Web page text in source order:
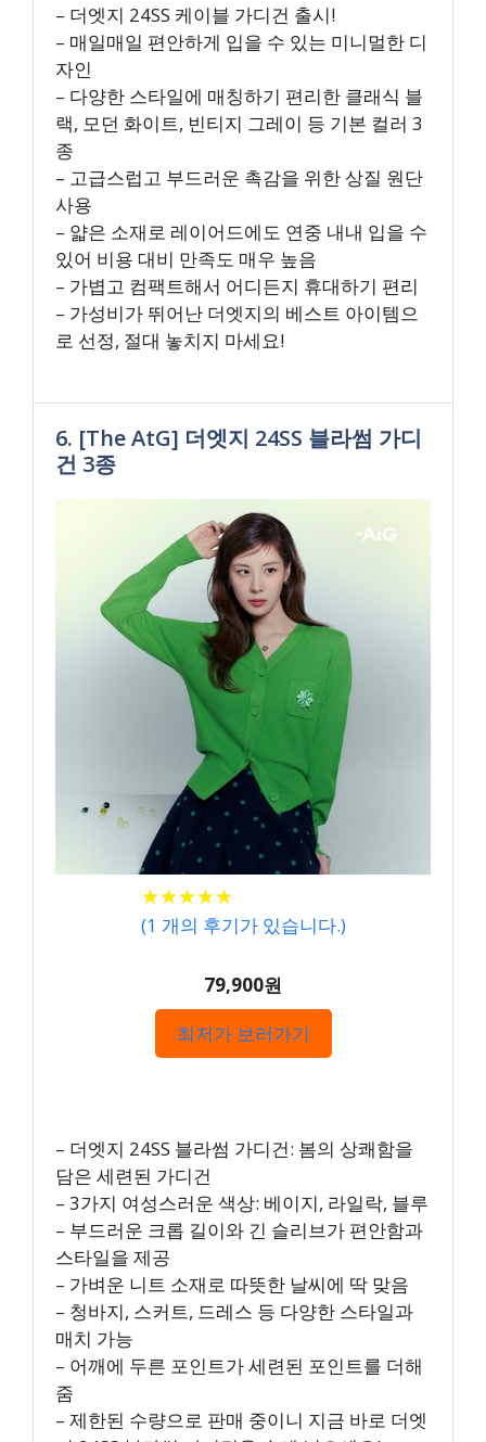
– 더엣지 24SS 케이블 가디건 출시!
– 매일매일 편안하게 입을 수 있는 미니멀한 디
자인
– 다양한 스타일에 매칭하기 편리한 클래식 블
랙, 모던 화이트, 빈티지 그레이 등 기본 컬러 3
종
– 고급스럽고 부드러운 촉감을 위한 상질 원단
사용
– 얇은 소재로 레이어드에도 연중 내내 입을 수
있어 비용 대비 만족도 매우 높음
– 가볍고 컴팩트해서 어디든지 휴대하기 편리
– 가성비가 뛰어난 더엣지의 베스트 아이템으
로 선정, 절대 놓치지 마세요!
6. [The AtG] 더엣지 24SS 블라썸 가디
건 3종
★★★★★
★★★★★
(1 개의 후기가 있습니다.)
79,900원
최저가 보러가기
– 더엣지 24SS 블라썸 가디건: 봄의 상쾌함을
담은 세련된 가디건
– 3가지 여성스러운 색상: 베이지, 라일락, 블루
– 부드러운 크롭 길이와 긴 슬리브가 편안함과
스타일을 제공
– 가벼운 니트 소재로 따뜻한 날씨에 딱 맞음
– 청바지, 스커트, 드레스 등 다양한 스타일과
매치 가능
– 어깨에 두른 포인트가 세련된 포인트를 더해
줌
– 제한된 수량으로 판매 중이니 지금 바로 더엣